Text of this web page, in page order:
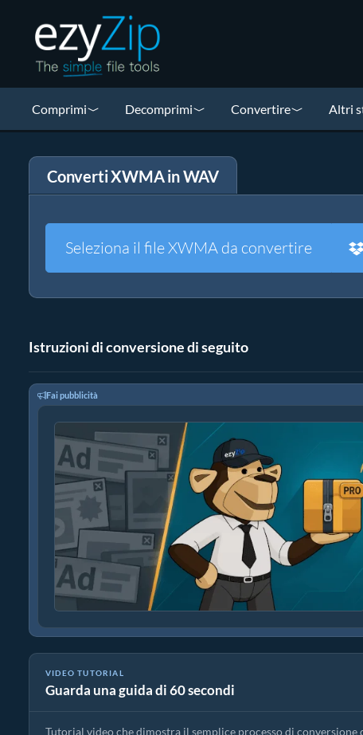
Comprimi Decomprimi Convertire Altri
Converti XWMA in WAV
Seleziona il file XWMA da convertire
Istruzioni di conversione di seguito
Fai pubblicità
VIDEO TUTORIAL
Guarda una guida di 60 secondi
Come convertire file multimediali
Tutorial video che dimostra il semplice processo di